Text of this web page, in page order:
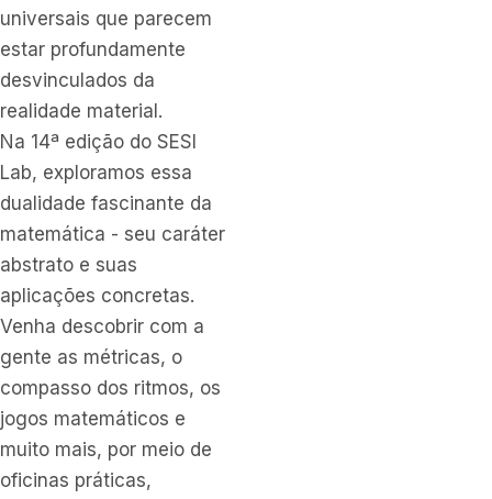
universais que parecem
estar profundamente
desvinculados da
realidade material.
Na 14ª edição do SESI
Lab, exploramos essa
dualidade fascinante da
matemática - seu caráter
abstrato e suas
aplicações concretas.
Venha descobrir com a
gente as métricas, o
compasso dos ritmos, os
jogos matemáticos e
muito mais, por meio de
oficinas práticas,